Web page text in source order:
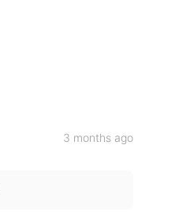
3 months ago